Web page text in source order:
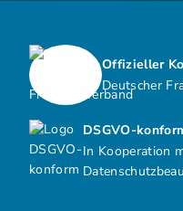
DSGVO-
In Kooperation
Offizieller
Deutscher